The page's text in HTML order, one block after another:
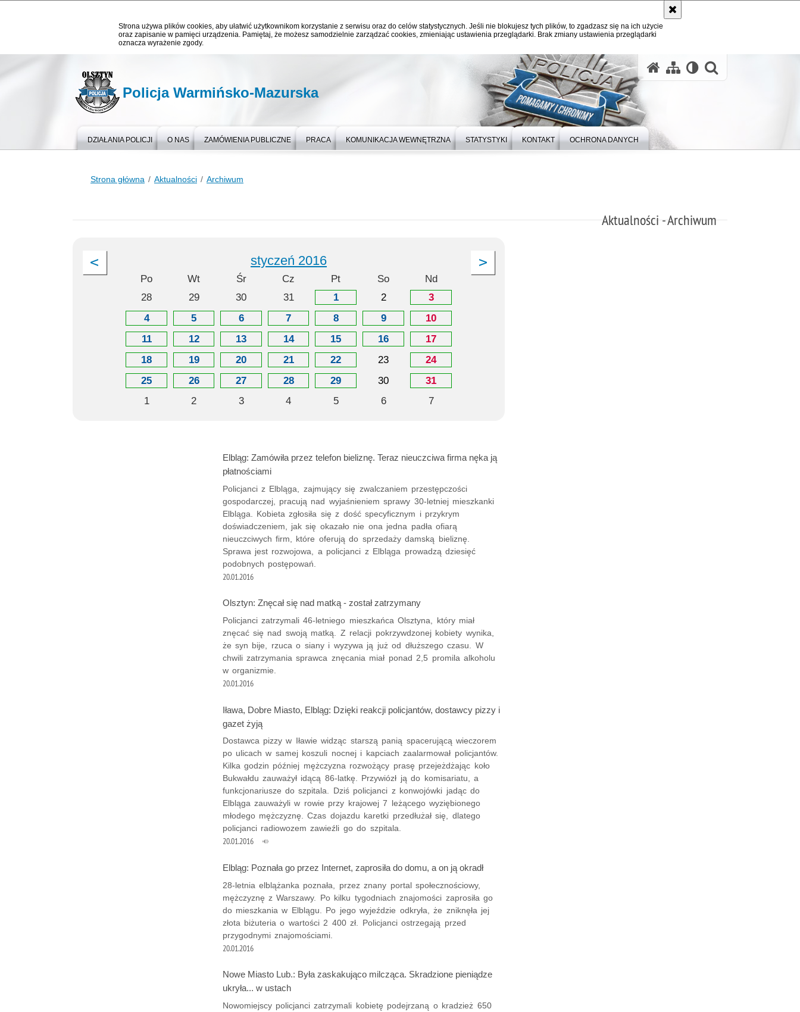
Strona używa plików cookies, aby ułatwić użytkownikom korzystanie z serwisu oraz do celów statystycznych. Jeśli nie blokujesz tych plików, to zgadzasz się na ich użycie
oraz zapisanie w pamięci urządzenia. Pamiętaj, że możesz samodzielnie zarządzać cookies, zmieniając ustawienia przeglądarki. Brak zmiany ustawienia przeglądarki
oznacza wyrażenie zgody.
Policja Warmińsko-Mazurska
DZIAŁANIA POLICJI O NAS ZAMÓWIENIA PUBLICZNE PRACA KOMUNIKACJA WEWNĘTRZNA STATYSTYKI KONTAKT OCHRONA DANYCH
Strona główna Aktualności Archiwum
Aktualności - Archiwum
styczeń 2016
Po Wt Śr Cz Pt So
Nd
28
29 30 31 1 2
3
4
5 6 7 8 9
10
11
12 13 14 15 16
17
18
19 20 21 22 23
24
25
26 27 28 29 30
31
1
2 3 4 5 6 7
Elbląg: Zamówiła przez telefon bieliznę. Teraz nieuczciwa firma nęka ją
płatnościami
Policjanci z Elbląga, zajmujący się zwalczaniem przestępczości
gospodarczej, pracują nad wyjaśnieniem sprawy 30-letniej mieszkanki
Elbląga. Kobieta zgłosiła się z dość specyficznym i przykrym
doświadczeniem, jak się okazało nie ona jedna padła ofiarą
nieuczciwych firm, które oferują do sprzedaży damską bieliznę.
Sprawa jest rozwojowa, a policjanci z Elbląga prowadzą dziesięć
podobnych postępowań.
20.01.2016
Olsztyn: Znęcał się nad matką - został zatrzymany
Policjanci zatrzymali 46-letniego mieszkańca Olsztyna, który miał
znęcać się nad swoją matką. Z relacji pokrzywdzonej kobiety wynika,
że syn bije, rzuca o siany i wyzywa ją już od dłuższego czasu. W
chwili zatrzymania sprawca znęcania miał ponad 2,5 promila alkoholu
w organizmie.
20.01.2016
Iława, Dobre Miasto, Elbląg: Dzięki reakcji policjantów, dostawcy pizzy i
gazet żyją
Dostawca pizzy w Iławie widząc starszą panią spacerującą wieczorem
po ulicach w samej koszuli nocnej i kapciach zaalarmował policjantów.
Kilka godzin później mężczyzna rozwożący prasę przejeżdżając koło
Bukwałdu zauważył idącą 86-latkę. Przywiózł ją do komisariatu, a
funkcjonariusze do szpitala. Dziś policjanci z konwojówki jadąc do
Elbląga zauważyli w rowie przy krajowej 7 leżącego wyziębionego
młodego mężczyznę. Czas dojazdu karetki przedłużał się, dlatego
policjanci radiowozem zawieźli go do szpitala.
20.01.2016
Elbląg: Poznała go przez Internet, zaprosiła do domu, a on ją okradł
28-letnia elblążanka poznała, przez znany portal społecznościowy,
mężczyznę z Warszawy. Po kilku tygodniach znajomości zaprosiła go
do mieszkania w Elblągu. Po jego wyjeździe odkryła, że zniknęła jej
złota biżuteria o wartości 2 400 zł. Policjanci ostrzegają przed
przygodnymi znajomościami.
20.01.2016
Nowe Miasto Lub.: Była zaskakująco milcząca. Skradzione pieniądze
ukryła... w ustach
Nowomiejscy policjanci zatrzymali kobietę podejrzaną o kradzież 650